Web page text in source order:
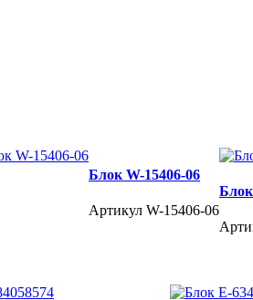
Блок W-15406-06
Артикул W-15406-06
Блок